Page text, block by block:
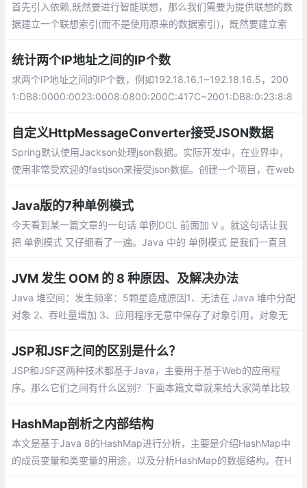
首先引入依赖,既然要进行智能联想，那么我们需要为提供联想的数
据建立一个联想索引(而不是使用原来的数据索引)，既然要建立索
nputIterator的类来定义数据来源
统计两个IP地址之间的IP个数
求两个IP地址之间的IP个数，例如192.18.16.1~192.18.16.5，200
1:DB8:0000:0023:0008:0800:200C:417C~2001:DB8:0:23:8:8
自定义HttpMessageConverter接受JSON数据
Spring默认使用Jackson处理json数据。实际开发中，在业界中，
使用非常受欢迎的fastjson来接受json数据。创建一个项目，在web
下加入fastjson的jar文件。
Java版的7种单例模式
今天看到某一篇文章的一句话 单例DCL 前面加 V 。就这句话让我
把 单例模式 又仔细看了一遍。Java 中的 单例模式 是我们一直且
自己记忆。
JVM 发生 OOM 的 8 种原因、及解决办法
Java 堆空间：发生频率：5颗星造成原因1、无法在 Java 堆中分配
对象 2、吞吐量增加 3、应用程序无意中保存了对象引用，对象无
JSP和JSF之间的区别是什么？
JSP和JSF这两种技术都基于Java，主要用于基于Web的应用程
序。那么它们之间有什么区别？下面本篇文章就来给大家简单比较
所帮助。
HashMap剖析之内部结构
本文是基于Java 8的HashMap进行分析，主要是介绍HashMap中
的成员变量和类变量的用途，以及分析HashMap的数据结构。在H